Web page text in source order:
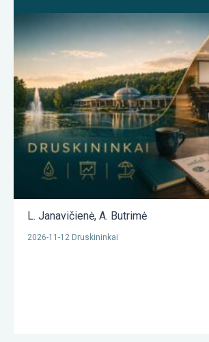
L. Janavičienė, A. Butrimė
2026-11-12 Druskininkai